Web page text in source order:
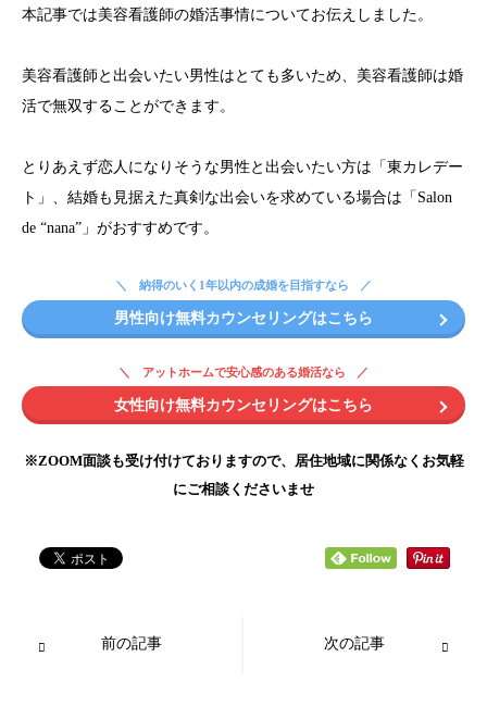
本記事では美容看護師の婚活事情についてお伝えしました。
美容看護師と出会いたい男性はとても多いため、美容看護師は婚
活で無双することができます。
とりあえず恋人になりそうな男性と出会いたい方は「東カレデー
ト」、結婚も見据えた真剣な出会いを求めている場合は「Salon
de “nana”」がおすすめです。
納得のいく1年以内の成婚を目指すなら
男性向け無料カウンセリングはこちら
アットホームで安心感のある婚活なら
女性向け無料カウンセリングはこちら
※ZOOM面談も受け付けておりますので、居住地域に関係なくお気軽
にご相談くださいませ
前の記事 次の記事